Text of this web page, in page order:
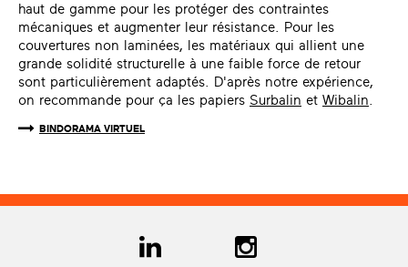
haut de gamme pour les protéger des contraintes
mécaniques et augmenter leur résistance. Pour les
couvertures non laminées, les matériaux qui allient une
grande solidité structurelle à une faible force de retour
sont particulièrement adaptés. D'après notre expérience,
on recommande pour ça les papiers Surbalin et Wibalin.
BINDORAMA VIRTUEL